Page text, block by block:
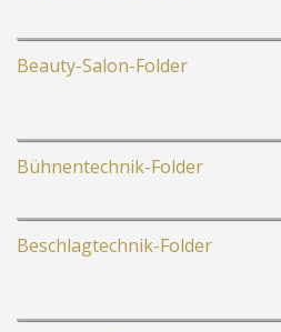
Beauty-Salon-Folder
Bühnentechnik-Folder
Beschlagtechnik-Folder